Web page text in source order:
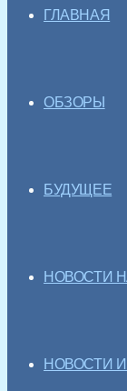
ГЛАВНАЯ
ОБЗОРЫ
БУДУЩЕЕ
НОВОСТИ
НОВОСТИ